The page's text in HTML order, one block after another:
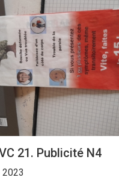
21. Publicité N4
2023